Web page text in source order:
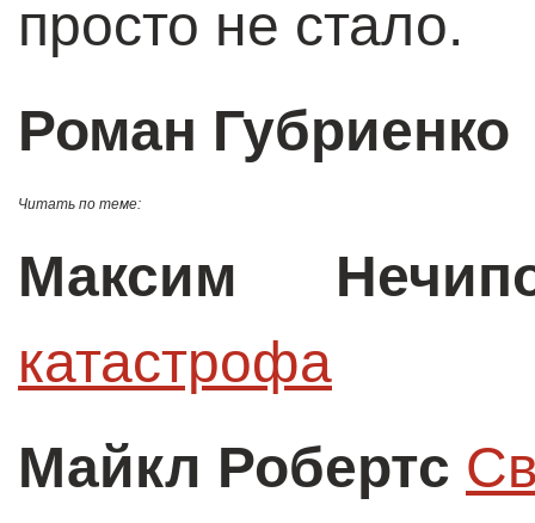
просто не стало.
Роман Губриенко
Читать по теме:
Максим
катастрофа
Майкл Робертс